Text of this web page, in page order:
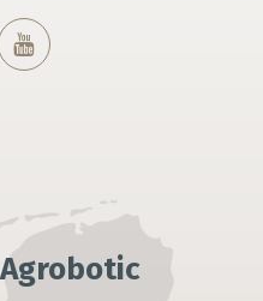
Agrobotic